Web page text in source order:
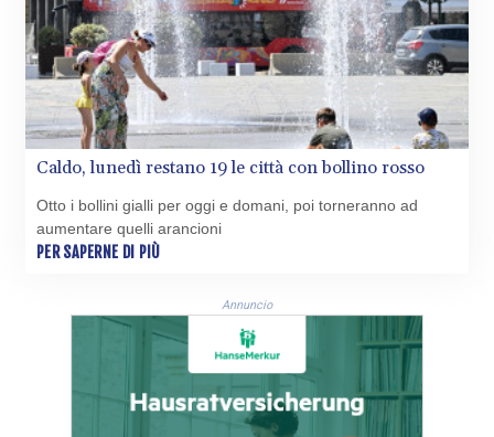
HTG 150.718127
HUF 363.096405
IDR
20580.370421
ILS 3.468234
IMP 0.8566
1509.981237
JEP 0.8566
JMD 183.057725
JOD 0.819746
JPY 182.445186
KES 149.158147
KGS 101.104505
Caldo, lunedì restano 19 le città con bollino rosso
Otto i bollini gialli per oggi e domani, poi torneranno ad
aumentare quelli arancioni
PER SAPERNE DI PIÙ
Annuncio